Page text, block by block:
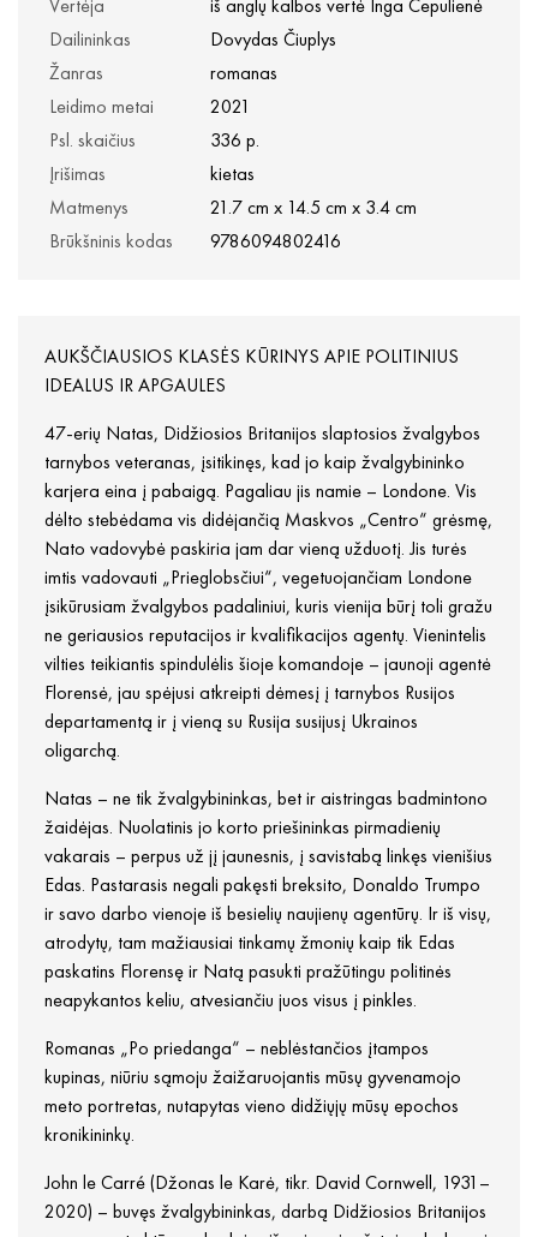
Vertėja
iš anglų kalbos vertė Inga Čepulienė
Dailininkas
Dovydas Čiuplys
Žanras
romanas
Leidimo metai
2021
Psl. skaičius
336 p.
Įrišimas
kietas
Matmenys
21.7 cm x 14.5 cm x 3.4 cm
Brūkšninis kodas
9786094802416
AUKŠČIAUSIOS KLASĖS KŪRINYS APIE POLITINIUS
IDEALUS IR APGAULES
47-erių Natas, Didžiosios Britanijos slaptosios žvalgybos
tarnybos veteranas, įsitikinęs, kad jo kaip žvalgybininko
karjera eina į pabaigą. Pagaliau jis namie – Londone. Vis
dėlto stebėdama vis didėjančią Maskvos „Centro“ grėsmę,
Nato vadovybė paskiria jam dar vieną užduotį. Jis turės
imtis vadovauti „Prieglobsčiui“, vegetuojančiam Londone
įsikūrusiam žvalgybos padaliniui, kuris vienija būrį toli gražu
ne geriausios reputacijos ir kvalifikacijos agentų. Vienintelis
vilties teikiantis spindulėlis šioje komandoje – jaunoji agentė
Florensė, jau spėjusi atkreipti dėmesį į tarnybos Rusijos
departamentą ir į vieną su Rusija susijusį Ukrainos
oligarchą.
Natas – ne tik žvalgybininkas, bet ir aistringas badmintono
žaidėjas. Nuolatinis jo korto priešininkas pirmadienių
vakarais – perpus už jį jaunesnis, į savistabą linkęs vienišius
Edas. Pastarasis negali pakęsti breksito, Donaldo Trumpo
ir savo darbo vienoje iš besielių naujienų agentūrų. Ir iš visų,
atrodytų, tam mažiausiai tinkamų žmonių kaip tik Edas
paskatins Florensę ir Natą pasukti pražūtingu politinės
neapykantos keliu, atvesiančiu juos visus į pinkles.
Romanas „Po priedanga“ – neblėstančios įtampos
kupinas, niūriu sąmoju žaižaruojantis mūsų gyvenamojo
meto portretas, nutapytas vieno didžiųjų mūsų epochos
kronikininkų.
John le Carré (Džonas le Karė, tikr. David Cornwell, 1931–
2020) – buvęs žvalgybininkas, darbą Didžiosios Britanijos